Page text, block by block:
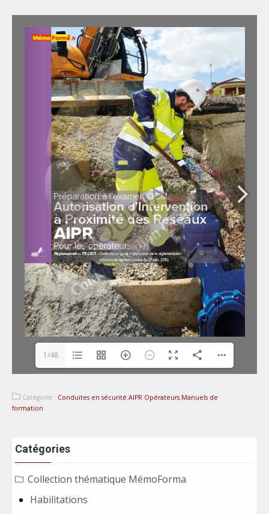
1/48
Catégorie : Conduites en sécurité,AIPR Opérateurs,Manuels de
formation
Catégories
Collection thématique MémoForma
Habilitations